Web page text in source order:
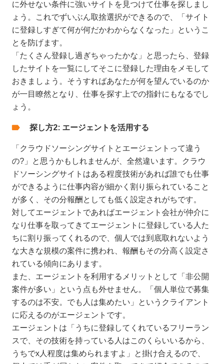
に外せない条件に強いサイトを見つけて仕事を探しまし
ょう。これでずいぶん取捨選択ができるので、「サイト
に登録しすぎて何が何だかわからなくなった」というこ
とを防げます。
「たくさん登録し過ぎちゃったかな」と思ったら、登録
したサイトを一覧にしてそこに登録した理由をメモして
おきましょう。そうすればあなたが何を望んでいるのか
が一目瞭然となり、仕事を探す上での指針にもなるでし
ょう。
探し方2: エージェントを活用する
「クラウドソーシングサイトとエージェントって違う
の?」と思うかもしれませんが、全然違います。クラウ
ドソーシングサイトはある程度技術があれば誰でも仕事
ができるように仕事内容が細かく割り振られていること
が多く、その分報酬としても低く設定されがちです。
対してエージェントであればエージェント会社が仲介に
なり仕事を取ってきてエージェントに登録している人た
ちに割り振ってくれるので、個人では到底取れないよう
な大きな規模の案件に携われ、報酬もその分高く設定さ
れている傾向にあります。
また、エージェントを利用するメリットとして「非公開
案件が多い」という点も外せません。「個人単位で募集
するのは不安。でも人は集めたい」というクライアント
に応えるのがエージェントです。
エージェントは「うちに登録してくれているフリーラン
スで、その技術を持っている人はこのくらいいるから、
うちでx人程度は集められますよ」と掛け合えるので、